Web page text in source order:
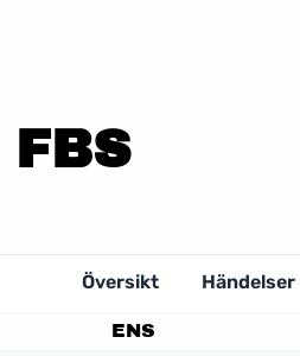
FBS
Översikt Händelser
ENS